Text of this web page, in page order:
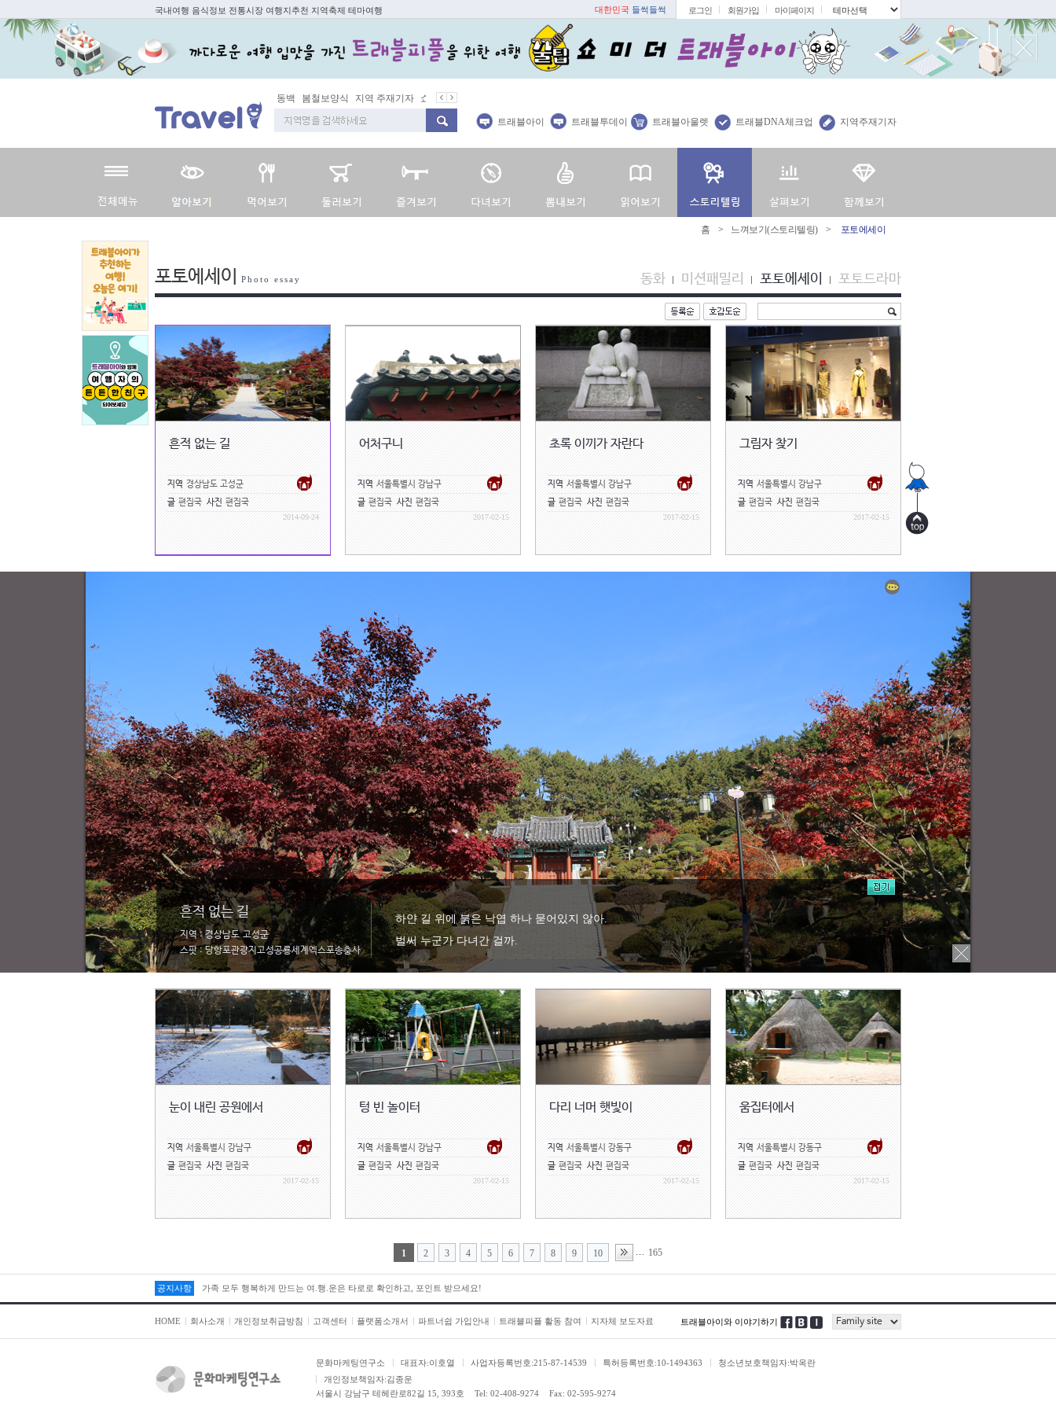
국내여행 음식정보 전통시장 여행지추천 지역축제 테마여행 대한민국 들썩들썩 로그인 회원가입 마이페이지
동백 봄철보양식 지역 주재기자 쇼 미 더 트래블아이
트래블아이 트래블투데이 트래블아울렛 트래블DNA체크업 지역주재기자
홈 > 느껴보기(스토리텔링) > 포토에세이
포토에세이 Photo essay 동화 미션패밀리 포토에세이 포토드라마
흔적 없는 길
지역 경상남도 고성군
글 편집국 사진 편집국
2014-09-24
지역 : 경상남도 고성군
스팟 : 당항포관광지고성공룡세계엑스포송충사
흔적 없는 길
하얀 길 위에 붉은 낙엽 하나 묻어있지 않아.
벌써 누군가 다녀간 걸까.
어처구니
지역 서울특별시 강남구
글 편집국 사진 편집국
2017-02-15
초록 이끼가 자란다
지역 서울특별시 강남구
글 편집국 사진 편집국
2017-02-15
그림자 찾기
지역 서울특별시 강남구
글 편집국 사진 편집국
2017-02-15
눈이 내린 공원에서
지역 서울특별시 강남구
글 편집국 사진 편집국
2017-02-15
텅 빈 놀이터
지역 서울특별시 강남구
글 편집국 사진 편집국
2017-02-15
다리 너머 햇빛이
지역 서울특별시 강동구
글 편집국 사진 편집국
2017-02-15
움집터에서
지역 서울특별시 강동구
글 편집국 사진 편집국
2017-02-15
1 2 3 4 5 6 7 8 9 10 ... 165
공지사항 가족 모두 행복하게 만드는 여.행.운은 타로로 확인하고, 포인트 받으세요!
HOME 회사소개 개인정보취급방침 고객센터 플랫폼소개서 파트너쉽 가입안내 트래블피플 활동 참여 지자체 보도자료 트래블아이와 이야기하기
문화마케팅연구소 대표자:이호열 사업자등록번호:215-87-14539 특허등록번호:10-1494363
청소년보호책임자:박옥란
개인정보책임자:김종운
서울시 강남구 테헤란로82길 15, 393호
Tel: 02-408-9274 Fax: 02-595-9274